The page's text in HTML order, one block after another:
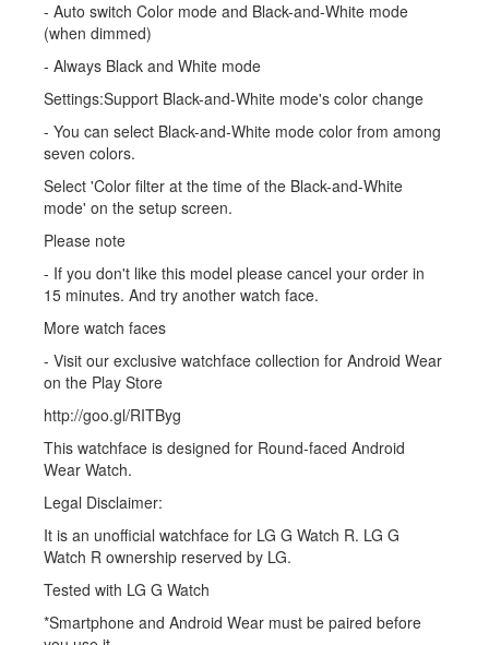
- Auto switch Color mode and Black-and-White mode
(when dimmed)
- Always Black and White mode
Settings:Support Black-and-White mode's color change
- You can select Black-and-White mode color from among
seven colors.
Select 'Color filter at the time of the Black-and-White
mode' on the setup screen.
Please note
- If you don't like this model please cancel your order in
15 minutes. And try another watch face.
More watch faces
- Visit our exclusive watchface collection for Android Wear
on the Play Store
http://goo.gl/RITByg
This watchface is designed for Round-faced Android
Wear Watch.
Legal Disclaimer:
It is an unofficial watchface for LG G Watch R. LG G
Watch R ownership reserved by LG.
Tested with LG G Watch
*Smartphone and Android Wear must be paired before